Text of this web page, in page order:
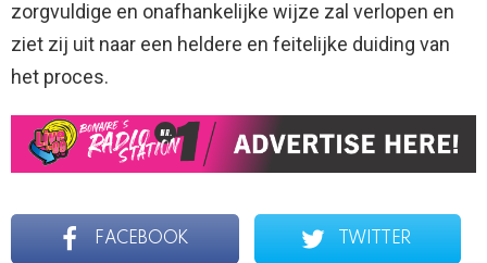
zorgvuldige en onafhankelijke wijze zal verlopen en
ziet zij uit naar een heldere en feitelijke duiding van
het proces.
FACEBOOK TWITTER